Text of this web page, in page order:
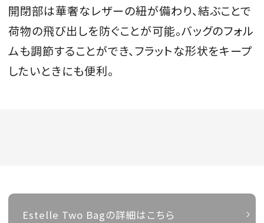
開閉部は華奢なレザーの紐が備わり、結ぶことで
荷物の飛び出しを防ぐことが可能。バッグのフォル
ムも調節することができ、フラットな形状をキープ
したいときにも便利。
Estelle Two Bagの詳細はこちら